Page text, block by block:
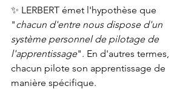
✨ LERBERT émet l'hypothèse que
"chacun d'entre nous dispose d'un
système personnel de pilotage de
l'apprentissage". En d'autres termes,
chacun pilote son apprentissage de
manière spécifique.